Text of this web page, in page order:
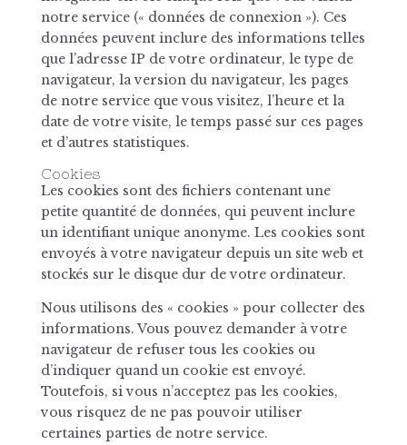
notre service (« données de connexion »). Ces
données peuvent inclure des informations telles
que l’adresse IP de votre ordinateur, le type de
navigateur, la version du navigateur, les pages
de notre service que vous visitez, l’heure et la
date de votre visite, le temps passé sur ces pages
et d’autres statistiques.
Cookies
Les cookies sont des fichiers contenant une
petite quantité de données, qui peuvent inclure
un identifiant unique anonyme. Les cookies sont
envoyés à votre navigateur depuis un site web et
stockés sur le disque dur de votre ordinateur.
Nous utilisons des « cookies » pour collecter des
informations. Vous pouvez demander à votre
navigateur de refuser tous les cookies ou
d’indiquer quand un cookie est envoyé.
Toutefois, si vous n’acceptez pas les cookies,
vous risquez de ne pas pouvoir utiliser
certaines parties de notre service.